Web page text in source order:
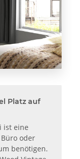
Platz auf
ist eine
oder
benötigen.